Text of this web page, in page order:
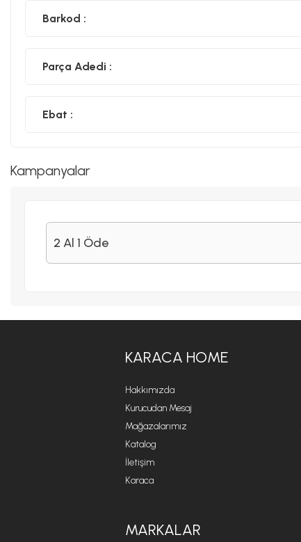
Barkod :
Parça Adedi :
Ebat :
Kampanyalar
2 Al 1 Öde
KARACA HOME
Hakkımızda
Kurucudan Mesaj
Mağazalarımız
Katalog
İletişim
Karaca
MARKALAR